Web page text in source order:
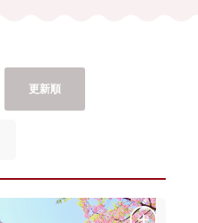
更新順